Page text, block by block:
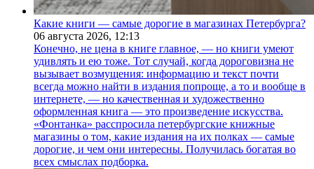
Какие книги — самые дорогие в магазинах Петербурга?
06 августа 2026, 12:13
Конечно, не цена в книге главное, — но книги умеют
удивлять и ею тоже. Тот случай, когда дороговизна не
вызывает возмущения: информацию и текст почти
всегда можно найти в издания попроще, а то и вообще в
интернете, — но качественная и художественно
оформленная книга — это произведение искусства.
«Фонтанка» расспросила петербургские книжные
магазины о том, какие издания на их полках — самые
дорогие, и чем они интересны. Получилась богатая во
всех смыслах подборка.